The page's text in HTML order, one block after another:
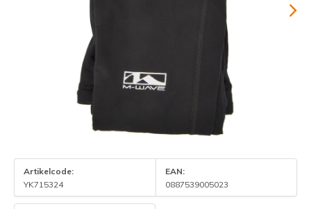
Artikelcode:
YK715324
EAN:
0887539005023